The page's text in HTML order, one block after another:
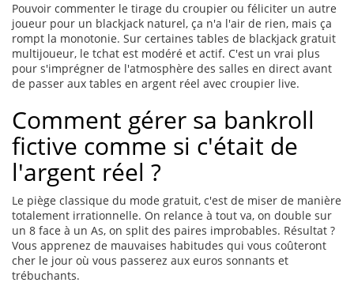
Pouvoir commenter le tirage du croupier ou féliciter un autre
joueur pour un blackjack naturel, ça n'a l'air de rien, mais ça
rompt la monotonie. Sur certaines tables de blackjack gratuit
multijoueur, le tchat est modéré et actif. C'est un vrai plus
pour s'imprégner de l'atmosphère des salles en direct avant
de passer aux tables en argent réel avec croupier live.
Comment gérer sa bankroll
fictive comme si c'était de
l'argent réel ?
Le piège classique du mode gratuit, c'est de miser de manière
totalement irrationnelle. On relance à tout va, on double sur
un 8 face à un As, on split des paires improbables. Résultat ?
Vous apprenez de mauvaises habitudes qui vous coûteront
cher le jour où vous passerez aux euros sonnants et
trébuchants.